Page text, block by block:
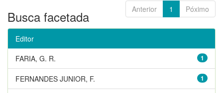
Anterior 1 Póximo
Busca facetada
Editor
1
FARIA, G. R.
1
FERNANDES JUNIOR, F.